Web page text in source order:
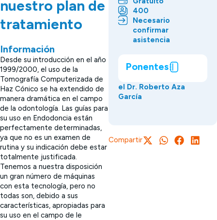
nuestro plan de
tratamiento
Información
Desde su introducción en el año
1999/2000, el uso de la
Tomografía Computerizada de
Haz Cónico se ha extendido de
manera dramática en el campo
de la odontología. Las guías para
su uso en Endodoncia están
perfectamente determinadas,
ya que no es un examen de
rutina y su indicación debe estar
totalmente justificada.
Tenemos a nuestra disposición
un gran número de máquinas
con esta tecnología, pero no
todas son, debido a sus
características, apropiadas para
su uso en el campo de le
400
Necesario
confirmar
asistencia
Ponentes
el Dr. Roberto Aza
García
Compartir